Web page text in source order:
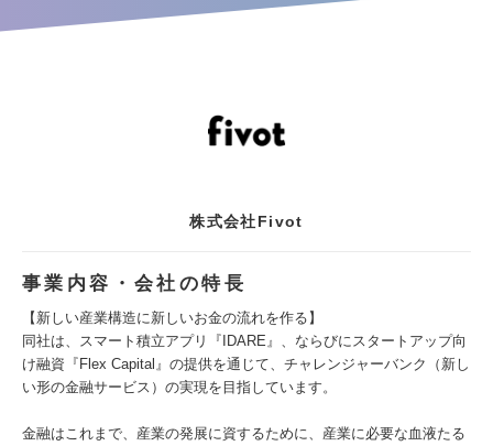
株式会社Fivot
事業内容・会社の特長
【新しい産業構造に新しいお金の流れを作る】
同社は、スマート積立アプリ『IDARE』、ならびにスタートアップ向
け融資『Flex Capital』の提供を通じて、チャレンジャーバンク（新し
い形の金融サービス）の実現を目指しています。
金融はこれまで、産業の発展に資するために、産業に必要な血液たる